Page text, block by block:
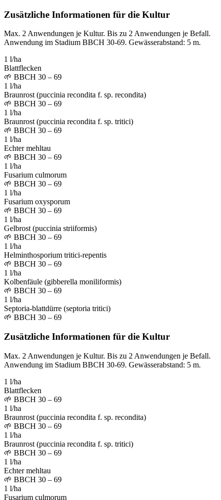
Zusätzliche Informationen für die Kultur
Max. 2 Anwendungen je Kultur. Bis zu 2 Anwendungen je Befall.
Anwendung im Stadium BBCH 30-69. Gewässerabstand: 5 m.
1 l/ha
Blattflecken
🌱 BBCH 30 – 69
1 l/ha
Braunrost (puccinia recondita f. sp. recondita)
🌱 BBCH 30 – 69
1 l/ha
Braunrost (puccinia recondita f. sp. tritici)
🌱 BBCH 30 – 69
1 l/ha
Echter mehltau
🌱 BBCH 30 – 69
1 l/ha
Fusarium culmorum
🌱 BBCH 30 – 69
1 l/ha
Fusarium oxysporum
🌱 BBCH 30 – 69
1 l/ha
Gelbrost (puccinia striiformis)
🌱 BBCH 30 – 69
1 l/ha
Helminthosporium tritici-repentis
🌱 BBCH 30 – 69
1 l/ha
Kolbenfäule (gibberella moniliformis)
🌱 BBCH 30 – 69
1 l/ha
Septoria-blattdürre (septoria tritici)
🌱 BBCH 30 – 69
Zusätzliche Informationen für die Kultur
Max. 2 Anwendungen je Kultur. Bis zu 2 Anwendungen je Befall.
Anwendung im Stadium BBCH 30-69. Gewässerabstand: 5 m.
1 l/ha
Blattflecken
🌱 BBCH 30 – 69
1 l/ha
Braunrost (puccinia recondita f. sp. recondita)
🌱 BBCH 30 – 69
1 l/ha
Braunrost (puccinia recondita f. sp. tritici)
🌱 BBCH 30 – 69
1 l/ha
Echter mehltau
🌱 BBCH 30 – 69
1 l/ha
Fusarium culmorum